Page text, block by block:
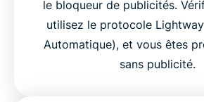
le bloqueur de publicités.
utilisez le protocole
Automatique), et vous êtes
sans publicité.